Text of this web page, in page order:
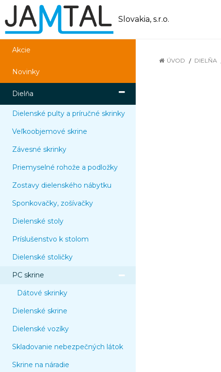
Slovakia, s.r.o.
Akcie
Novinky
Dielňa
Dielenské pulty a príručné skrinky
Veľkoobjemové skrine
Závesné skrinky
Priemyselné rohože a podložky
Zostavy dielenského nábytku
Sponkovačky, zošívačky
Dielenské stoly
Príslušenstvo k stolom
Dielenské stoličky
PC skrine
Dátové skrinky
Dielenské skrine
Dielenské vozíky
Skladovanie nebezpečných látok
Skrine na náradie
ÚVOD DIELŇA